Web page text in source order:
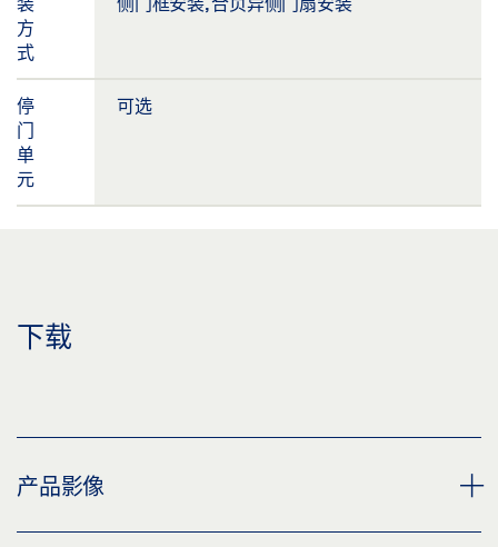
方
式
停
门
单
元
可选
下载
产品影像